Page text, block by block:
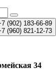
(902) 183-66-89
(960) 821-12-73
34